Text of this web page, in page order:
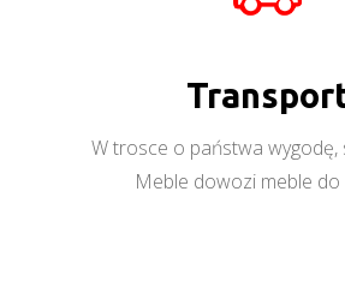
W trosce o państwa
Meble dowozi meble do